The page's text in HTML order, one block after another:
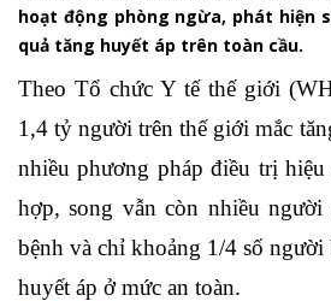
hoạt động phòng ngừa, phát hiện
quả tăng huyết áp trên toàn cầu.
Theo Tổ chức Y tế thế giới
1,4 tỷ người trên thế giới mắc
nhiều phương pháp điều trị
hợp, song vẫn còn nhiều người
bệnh và chỉ khoảng 1/4 số người
huyết áp ở mức an toàn.